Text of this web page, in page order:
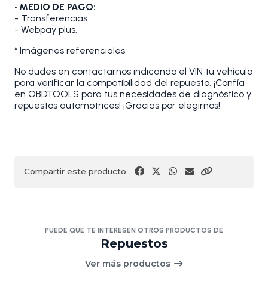
• MEDIO DE PAGO:
- Transferencias.
- Webpay plus.
* Imágenes referenciales
No dudes en contactarnos indicando el VIN tu vehículo
para verificar la compatibilidad del repuesto. ¡Confía
en OBDTOOLS para tus necesidades de diagnóstico y
repuestos automotrices! ¡Gracias por elegirnos!
Compartir este producto
PUEDE QUE TE INTERESEN OTROS PRODUCTOS DE
Repuestos
Ver más productos